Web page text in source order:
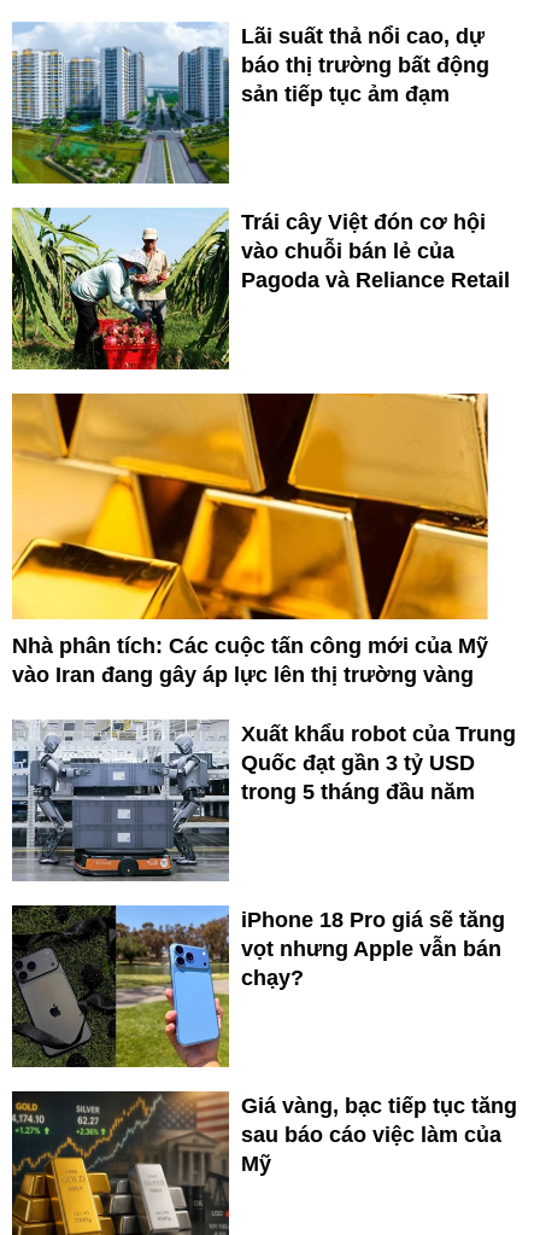
Lãi suất thả nổi cao, dự
báo thị trường bất động
sản tiếp tục ảm đạm
Trái cây Việt đón cơ hội
vào chuỗi bán lẻ của
Pagoda và Reliance Retail
Nhà phân tích: Các cuộc tấn công mới của Mỹ
vào Iran đang gây áp lực lên thị trường vàng
Xuất khẩu robot của Trung
Quốc đạt gần 3 tỷ USD
trong 5 tháng đầu năm
iPhone 18 Pro giá sẽ tăng
vọt nhưng Apple vẫn bán
chạy?
Giá vàng, bạc tiếp tục tăng
sau báo cáo việc làm của
Mỹ